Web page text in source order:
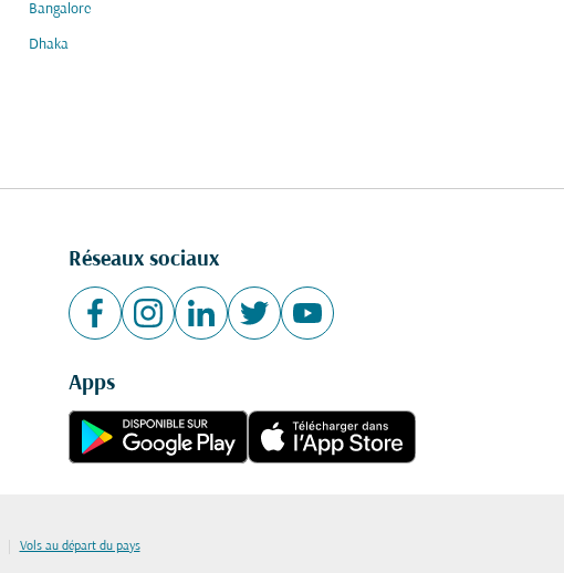
Bangalore
Dhaka
Réseaux sociaux
Apps
| Vols au départ du pays